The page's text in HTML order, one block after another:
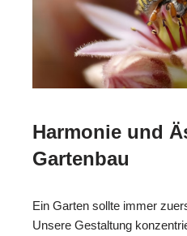
Harmonie und
Gartenbau
Ein Garten sollte immer
Unsere Gestaltung